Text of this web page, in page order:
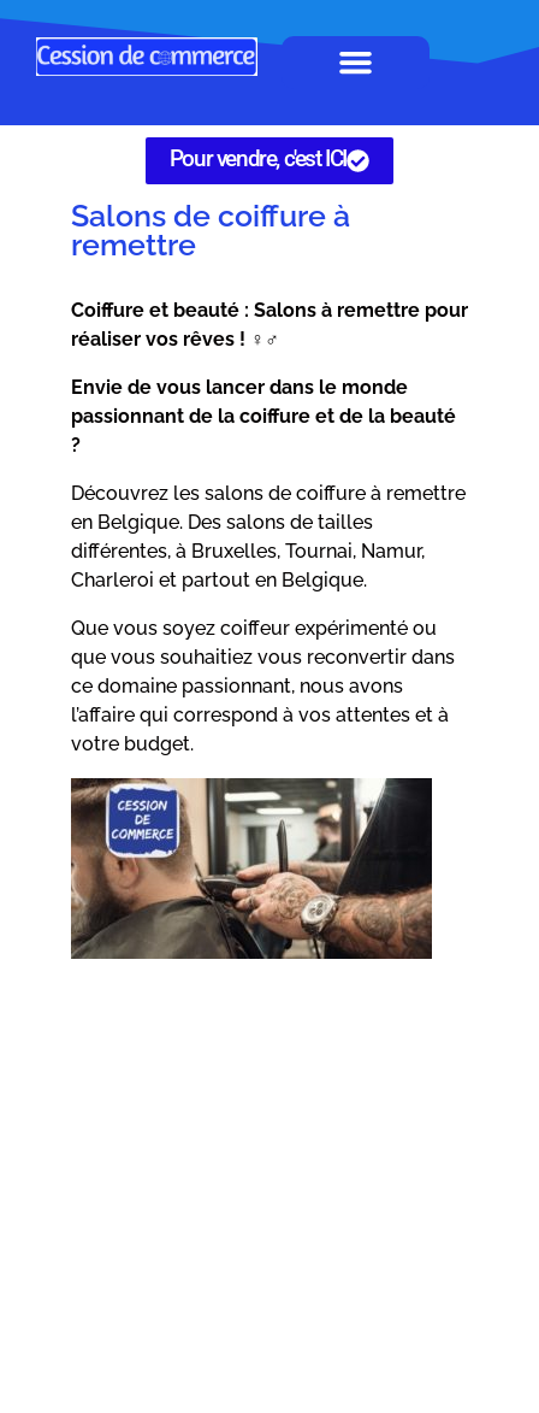
Pour vendre, c'est ICI
Salons de coiffure à
remettre
Coiffure et beauté : Salons à remettre pour
réaliser vos rêves ! ‍♀️‍♂️
Envie de vous lancer dans le monde
passionnant de la coiffure et de la beauté
?
Découvrez les salons de coiffure à remettre
en Belgique. Des salons de tailles
différentes, à Bruxelles, Tournai, Namur,
Charleroi et partout en Belgique.
Que vous soyez coiffeur expérimenté ou
que vous souhaitiez vous reconvertir dans
ce domaine passionnant, nous avons
l’affaire qui correspond à vos attentes et à
votre budget.